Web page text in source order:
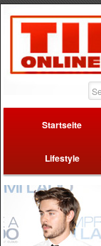
Startseite
Lifestyle